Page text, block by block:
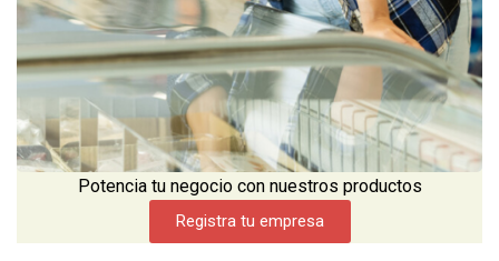
Potencia tu negocio con nuestros productos
Registra tu empresa